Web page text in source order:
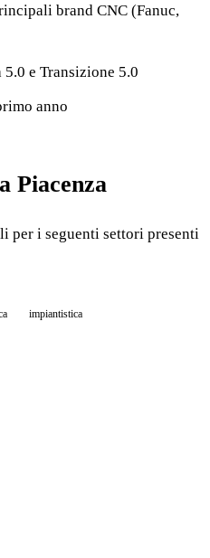
brand CNC (Fanuc,
e Transizione 5.0
anno
Piacenza
per i seguenti settori presenti
impiantistica